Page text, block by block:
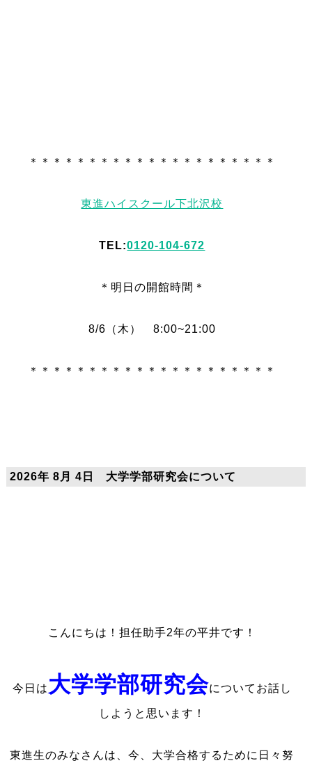
＊＊＊＊＊＊＊＊＊＊＊＊＊＊＊＊＊＊＊＊＊
東進ハイスクール下北沢校
TEL:0120-104-672
＊明日 の開館時間＊
8/6（木） 8:00~21:00
＊＊＊＊＊＊＊＊＊＊＊＊＊＊＊＊＊＊＊＊＊
2026年 8月 4日 大学学部研究会について
こんにちは！担任助手2年の平井です！
今日は 大学学部研究会についてお話し
しようと思います！
東進生のみなさんは、今、大学合格するために日々努